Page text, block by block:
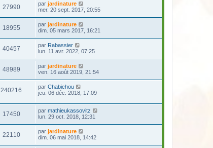
27990 par jardinature
mer. 20 sept. 2017, 20:55
18955 par jardinature
dim. 05 mars 2017, 16:21
40457 par Rabassier
lun. 11 avr. 2022, 07:25
48989 par jardinature
ven. 16 août 2019, 21:54
240216 par Chabichou
jeu. 06 déc. 2018, 17:09
17450 par mathieukassovitz
lun. 29 oct. 2018, 12:31
22110 par jardinature
dim. 06 mai 2018, 14:42